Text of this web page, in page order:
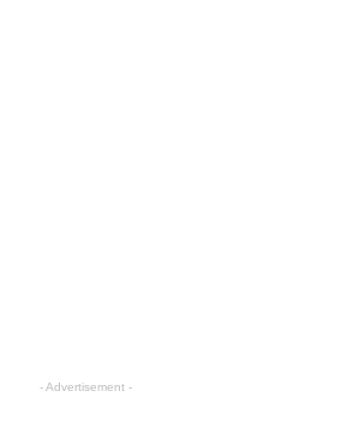
- Advertisement -